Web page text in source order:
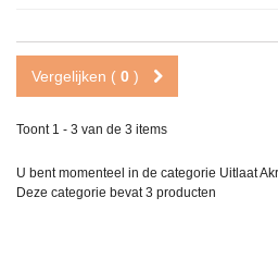
Vergelijken ( 0 )
Toont 1 - 3 van de 3 items
U bent momenteel in de categorie Uitlaat
Deze categorie bevat3 producten